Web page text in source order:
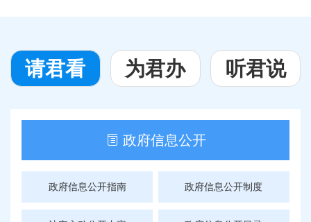
请君看 为君办 听君说
政府信息公开
政府信息公开指南 政府信息公开制度